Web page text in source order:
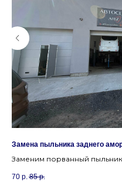
Замена пыльника заднего
Заменим порванный
70 р. 85 р.